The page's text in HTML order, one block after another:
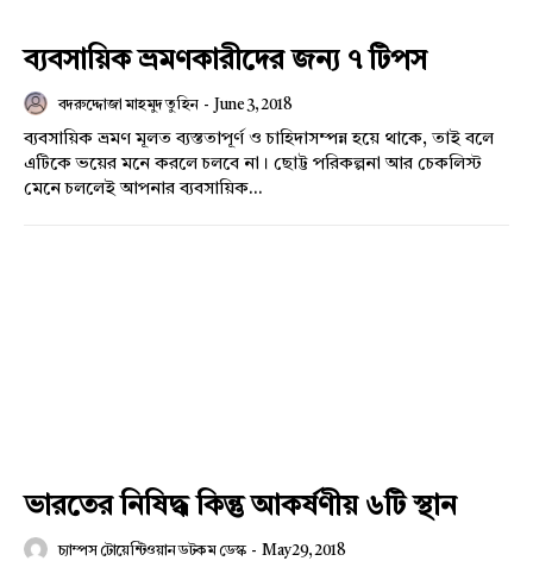
ব্যবসায়িক ভ্রমণকারীদের জন্য ৭ টিপস
বদরুদ্দোজা মাহমুদ তুহিন - June 3, 2018
ব্যবসায়িক ভ্রমণ মূলত ব্যস্ততাপূর্ণ ও চাহিদাসম্পন্ন হয়ে থাকে, তাই বলে
এটিকে ভয়ের মনে করলে চলবে না। ছোট্ট পরিকল্পনা আর চেকলিস্ট
মেনে চললেই আপনার ব্যবসায়িক...
ভারতের নিষিদ্ধ কিন্তু আকর্ষণীয় ৬টি স্থান
চ্যাম্পস টোয়েন্টিওয়ান ডটকম ডেস্ক - May 29, 2018